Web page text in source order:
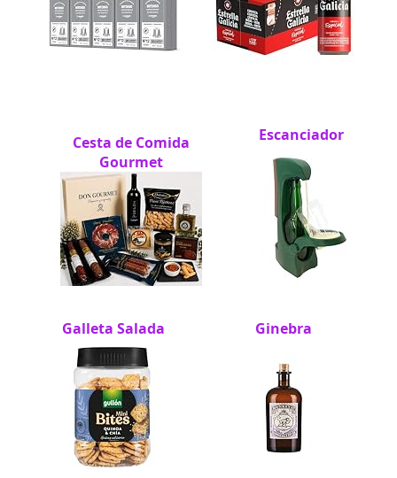
Cesta de Comida
Gourmet
Escanciador
Galleta Salada Ginebra